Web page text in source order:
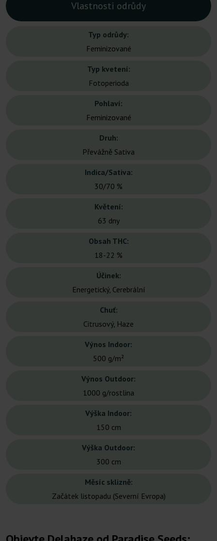
Vlastnosti odrůdy
Typ odrůdy:
Feminizované
Typ kvetení:
Fotoperioda
Pohlaví:
Feminizované
Druh:
Převážně Sativa
Indica/Sativa:
30/70 %
Květení:
63 dny
Obsah THC:
18-22 %
Účinek:
Energetický, Cerebrální
Chuť:
Citrusový, Haze
Výnos Indoor:
500 g/m²
Výnos Outdoor:
1000 g/rostlina
Výška Indoor:
150 cm
Výška Outdoor:
300 cm
Měsíc sklizně:
Začátek listopadu (Severní Evropa)